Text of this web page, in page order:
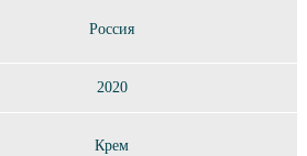
Россия
2020
Крем